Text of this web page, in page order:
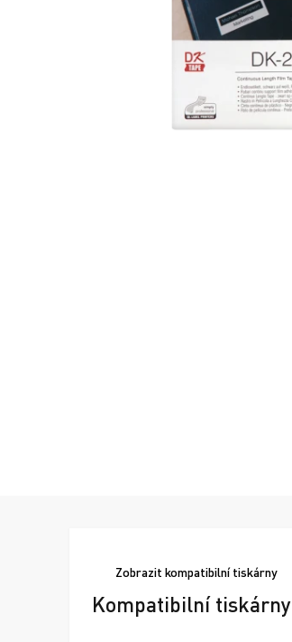
Zobrazit kompatibilní tiskárny
Kompatibilní tiskárny